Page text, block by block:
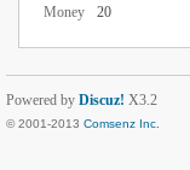
Money
20
Powered by Discuz! X3.2
© 2001-2013 Comsenz Inc.